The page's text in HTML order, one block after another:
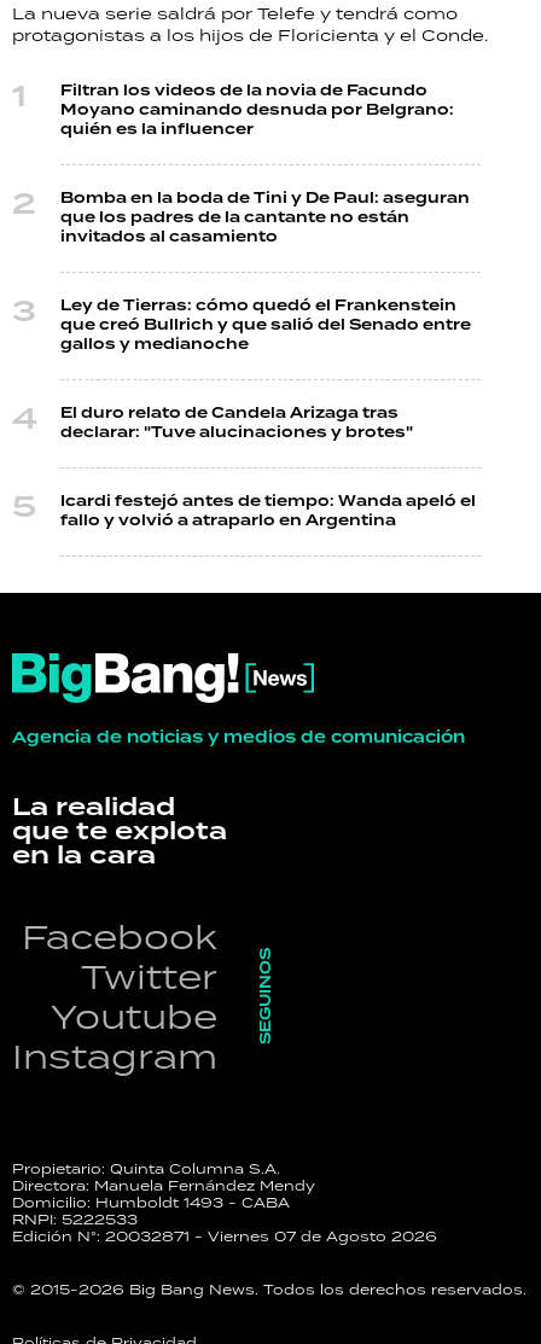
La nueva serie saldrá por Telefe y tendrá como
protagonistas a los hijos de Floricienta y el Conde.
Filtran los videos de la novia de Facundo
Moyano caminando desnuda por Belgrano:
quién es la influencer
Bomba en la boda de Tini y De Paul: aseguran
que los padres de la cantante no están
invitados al casamiento
Ley de Tierras: cómo quedó el Frankenstein
que creó Bullrich y que salió del Senado entre
gallos y medianoche
El duro relato de Candela Arizaga tras
declarar: "Tuve alucinaciones y brotes"
Icardi festejó antes de tiempo: Wanda apeló el
fallo y volvió a atraparlo en Argentina
Agencia de noticias y medios de comunicación
La realidad
que te explota
en la cara
Facebook
Twitter
Youtube
Instagram
SEGUINOS
Propietario: Quinta Columna S.A.
Directora: Manuela Fernández Mendy
Domicilio: Humboldt 1493 - CABA
RNPI: 5222533
Edición N°: 20032871 - Viernes 07 de Agosto 2026
© 2015-2026 Big Bang News. Todos los derechos reservados.